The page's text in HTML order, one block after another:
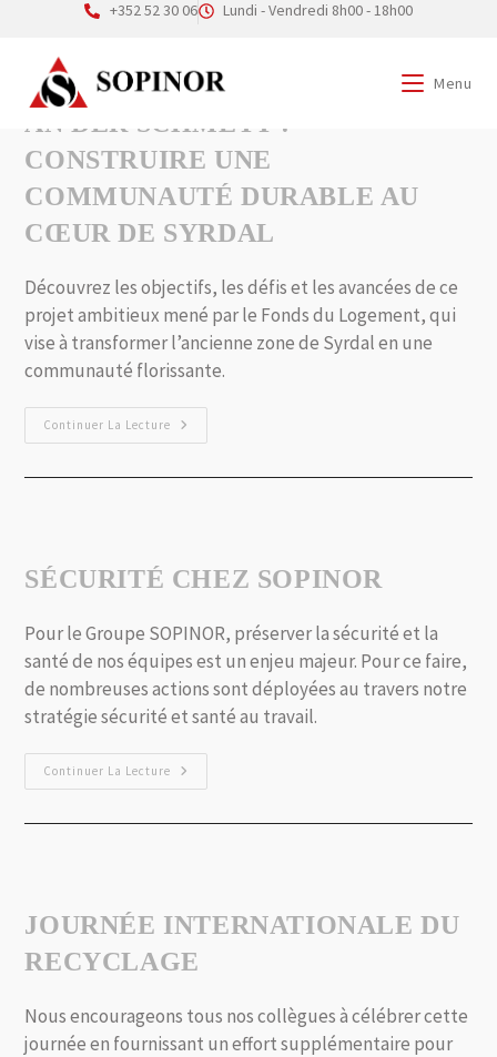
+352 52 30 06 Lundi - Vendredi 8h00 - 18h00
Menu
AN DER SCHMËTT :
CONSTRUIRE UNE
COMMUNAUTÉ DURABLE AU
CŒUR DE SYRDAL
Découvrez les objectifs, les défis et les avancées de ce
projet ambitieux mené par le Fonds du Logement, qui
vise à transformer l’ancienne zone de Syrdal en une
communauté florissante.
Continuer La Lecture
SÉCURITÉ CHEZ SOPINOR
Pour le Groupe SOPINOR, préserver la sécurité et la
santé de nos équipes est un enjeu majeur. Pour ce faire,
de nombreuses actions sont déployées au travers notre
stratégie sécurité et santé au travail.
Continuer La Lecture
JOURNÉE INTERNATIONALE DU
RECYCLAGE
Nous encourageons tous nos collègues à célébrer cette
journée en fournissant un effort supplémentaire pour